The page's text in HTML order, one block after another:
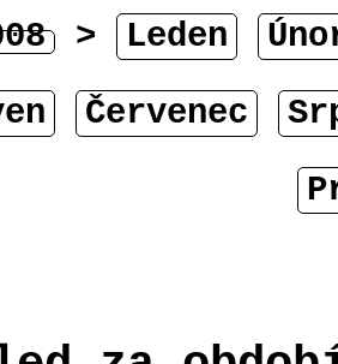
> Leden
Červenec